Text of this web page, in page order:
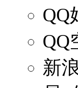
QQ
QQ
新